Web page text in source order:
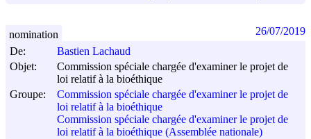
De:
Bastien Lachaud
Objet:
Commission spéciale chargée d'examiner le projet de
loi relatif à la bioéthique
Groupe:
Commission spéciale chargée d'examiner le projet de
loi relatif à la bioéthique
Commission spéciale chargée d'examiner le projet de
loi relatif à la bioéthique (Assemblée nationale)
nomination 26/07/2019